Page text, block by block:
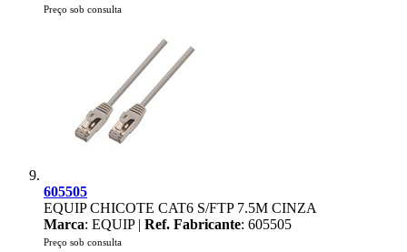
Preço sob consulta
605505
EQUIP CHICOTE CAT6 S/FTP 7.5M CINZA
Marca: EQUIP | Ref. Fabricante: 605505
Preço sob consulta